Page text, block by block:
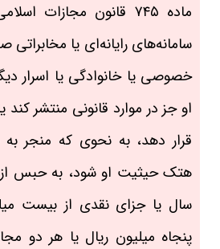
ماده ۷۴۵ قانون
سامانه‌های رایانه‌ای یا مخابراتی
خصوصی یا خانوادگی یا اسرار
او جز در موارد قانونی منتشر
قرار دهد، به نحوی که منجر
هتک حیثیت او شود، به حبس از
سال یا جزای نقدی از بیست
پنجاه میلیون ریال یا هر دو